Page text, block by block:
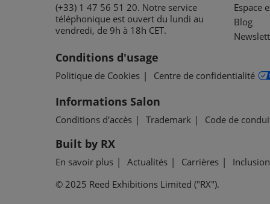
(+33) 1 47 56 51 20. Notre service
téléphonique est ouvert du lundi au
vendredi, de 9h à 18h CET.
Espace
Blog
Conditions d'usage
Politique de Cookies Centre de confidentialité
Informations Salon
Conditions d'accès Trademark Code de
Built by RX
En savoir plus Actualités Carrières
© 2025 Reed Exhibitions Limited ("RX").